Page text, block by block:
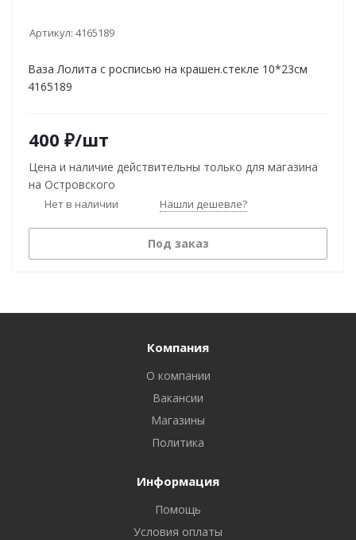
Артикул: 4165189
Ваза Лолита с росписью на крашен.стекле 10*23см
4165189
400 ₽/шт
Цена и наличие действительны только для магазина
на Островского
Нет в наличии Нашли дешевле?
Под заказ
Компания
О компании
Вакансии
Магазины
Политика
Информация
Помощь
Условия оплаты